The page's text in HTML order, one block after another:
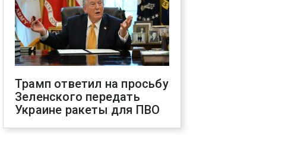
Трамп ответил на просьбу
Зеленского передать
Украине ракеты для ПВО